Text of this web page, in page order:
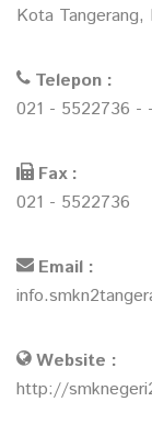
Kota Tangerang,
Telepon :
021 - 5522736 - -
Fax :
021 - 5522736
Email :
Website :
http://